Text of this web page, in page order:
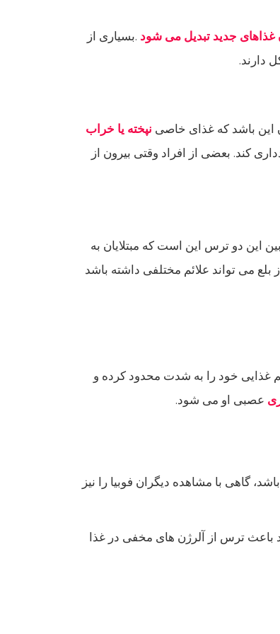
غذاهای جدید تبدیل می شود .بسیاری از
دارند.
این باشد که غذای خاصی نپخته یا خراب
کند. بعضی از افراد وقتی بیرون از
این دو ترس این است که مبتلایان به
می تواند علائم مختلفی داشته باشد
خود را به شدت محدود کرده و
عصبی او می شود.
گاهی با مشاهده دیگران فوبیا را نیز
ترس از آلرژن های مخفی در غذا